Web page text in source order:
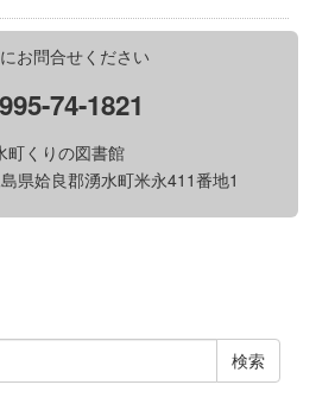
お問合せください
74-1821
町くりの図書館
県姶良郡湧水町米永411番地1